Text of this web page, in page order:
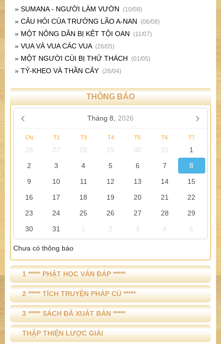
» SUMANA - NGƯỜI LÀM VƯỜN (10/08)
» CÂU HỎI CỦA TRƯỞNG LÃO A-NAN (06/08)
» MỘT NÔNG DÂN BỊ KẾT TỘI OAN (11/07)
» VUA VÀ VUA CÁC VUA (26/05)
» MỘT NGƯỜI CÙI BỊ THỬ THÁCH (01/05)
» TỶ-KHEO VÀ THẦN CÂY (26/04)
THÔNG BÁO
Tháng 8, 2026
CN T2 T3 T4 T5 T6 T7
26 27 28 29 30 31
1
2
3 4 5 6 7
8
9
10 11 12 13 14
15
16
17 18 19 20 21
22
23
24 25 26 27 28
29
30
31 1 2 3 4 5
Chưa có thông báo
1 ***** PHẬT HỌC VẤN ĐÁP *****
2 ***** TÍCH TRUYỆN PHÁP CÚ *****
3 ***** SÁCH ĐÃ XUẤT BẢN *****
THẬP THIỆN LƯỢC GIẢI